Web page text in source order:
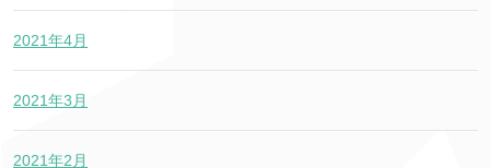
2021年4月
2021年3月
2021年2月